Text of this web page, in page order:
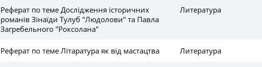
Реферат по теме Дослідження історичних
романів Зінаїди Тулуб "Людолови" та Павла
Загребельного "Роксолана"
Литература
Реферат по теме Літаратура як від мастацтва Литература